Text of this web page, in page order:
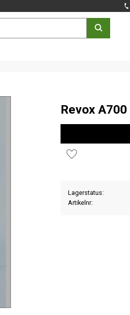
Revox A700
Lägg till i favoriter
Lagerstatus
Artikelnr